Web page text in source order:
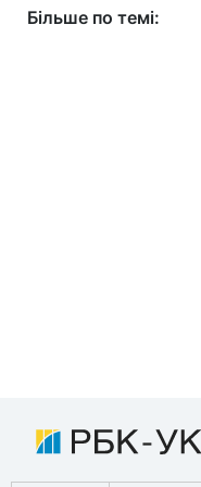
Більше по темі: